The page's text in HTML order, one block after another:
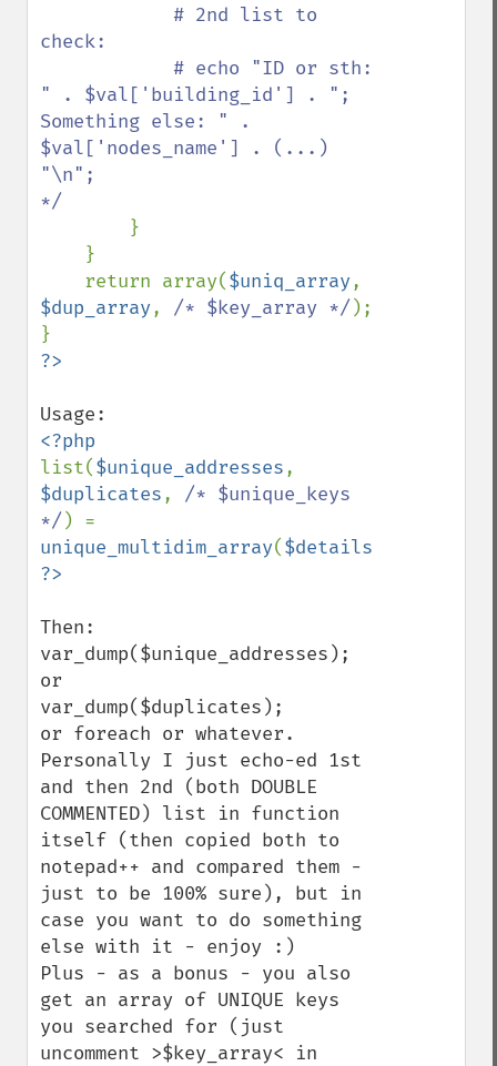
check:
" . $val['building_id'] . ";
Something else: " .
$val['nodes_name'] . (...)
"\n";
*/
}
    return array(
$uniq_array
$dup_array, /* $key_array */ );
?>
list($unique_addresses
$duplicates, /* $unique_keys
*/
unique_multidim_array($details
Then:
var_dump($unique_addresses);
or
var_dump($duplicates);
or foreach or whatever.
Personally I just echo-ed 1st
and then 2nd (both DOUBLE
COMMENTED) list in function
itself (then copied both to
notepad++ and compared them -
just to be 100% sure), but in
case you want to do something
else with it - enjoy :)
Plus - as a bonus - you also
get an array of UNIQUE keys
you searched for (just
uncomment >$key_array< in